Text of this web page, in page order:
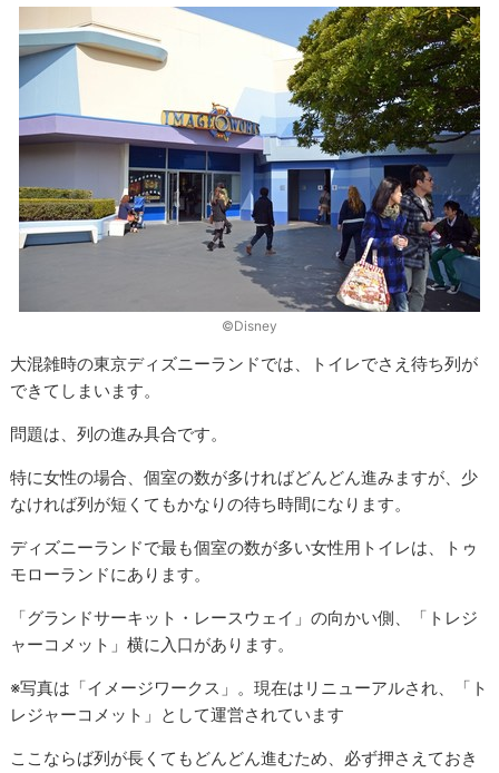
©Disney
大混雑時の東京ディズニーランドでは、トイレでさえ待ち列が
できてしまいます。
問題は、列の進み具合です。
特に女性の場合、個室の数が多ければどんどん進みますが、少
なければ列が短くてもかなりの待ち時間になります。
ディズニーランドで最も個室の数が多い女性用トイレは、トゥ
モローランドにあります。
「グランドサーキット・レースウェイ」の向かい側、「トレジ
ャーコメット」横に入口があります。
※写真は「イメージワークス」。現在はリニューアルされ、「ト
レジャーコメット」として運営されています
ここならば列が長くてもどんどん進むため、必ず押さえておき